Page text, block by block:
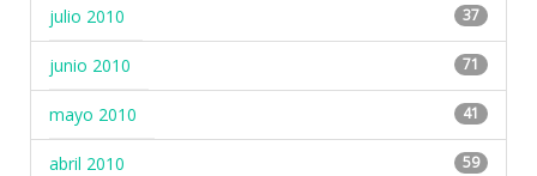
julio 2010 37
junio 2010 71
mayo 2010 41
abril 2010 59